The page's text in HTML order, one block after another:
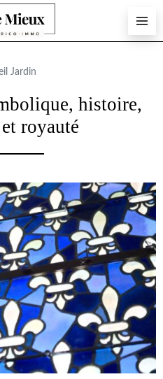
Jardin
histoire,
royauté